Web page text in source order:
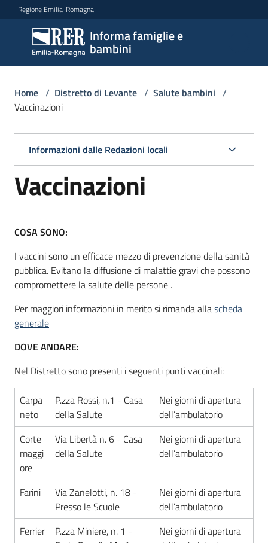
Vai al contenuto
Vai alla navigazione
Vai al footer
Regione Emilia-Romagna
Informa famiglie e
bambini
Informa
famiglie
e
bambini
Argomenti
Servizi
per
famiglie
Informazioni
locali
Newsletter
Home / Distretto di Levante / Salute bambini /
Vaccinazioni
Informazioni dalle Redazioni locali
Vaccinazioni
COSA SONO:
I vaccini sono un efficace mezzo di prevenzione della sanità
pubblica. Evitano la diffusione di malattie gravi che possono
compromettere la salute delle persone .
Per maggiori informazioni in merito si rimanda allascheda
generale
DOVE ANDARE:
Nel Distretto sono presenti i seguenti punti vaccinali:
Carpa
neto
P.zza Rossi, n.1 - Casa
della Salute
Nei giorni di apertura
dell’ambulatorio
Corte
maggi
ore
Via Libertà n. 6 - Casa
della Salute
Nei giorni di apertura
dell’ambulatorio
Farini
Via Zanelotti, n. 18 -
Presso le Scuole
Nei giorni di apertura
dell’ambulatorio
Ferrier
P.zza Miniere, n. 1 -
Nei giorni di apertura